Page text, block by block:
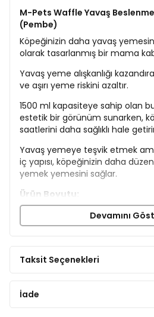
M-Pets Waffle Yavaş
(Pembe)
Köpeğinizin daha yavaş
olarak tasarlanmış bir mama
Yavaş yeme alışkanlığı
ve aşırı yeme riskini azaltır.
1500 ml kapasiteye sahip olan
estetik bir görünüm sunarken,
saatlerini daha sağlıklı hale
Yavaş yemeye teşvik etmek
iç yapısı, köpeğinizin daha
yemek yemesini sağlar.
Ürün Boyutu:
Boy: 25 cm
Devamını
Taksit Seçenekleri
İade